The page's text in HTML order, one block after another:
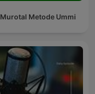
Murotal Metode Ummi